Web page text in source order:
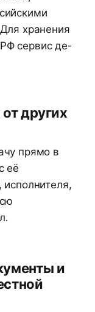
хранения
сервис де-
других
прямо в
её
исполнителя,
и